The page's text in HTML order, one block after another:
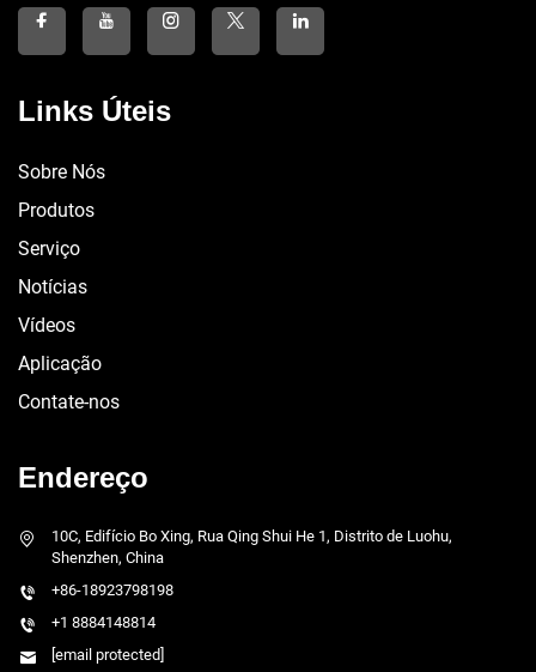
Links Úteis
Sobre Nós
Produtos
Serviço
Notícias
Vídeos
Aplicação
Contate-nos
Endereço
10C, Edifício Bo Xing, Rua Qing Shui He 1, Distrito de Luohu,
Shenzhen, China
+86-18923798198
+1 8884148814
[email protected]